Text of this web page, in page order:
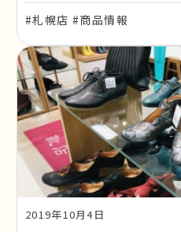
#札幌店 #商品情報
2019年10月4日